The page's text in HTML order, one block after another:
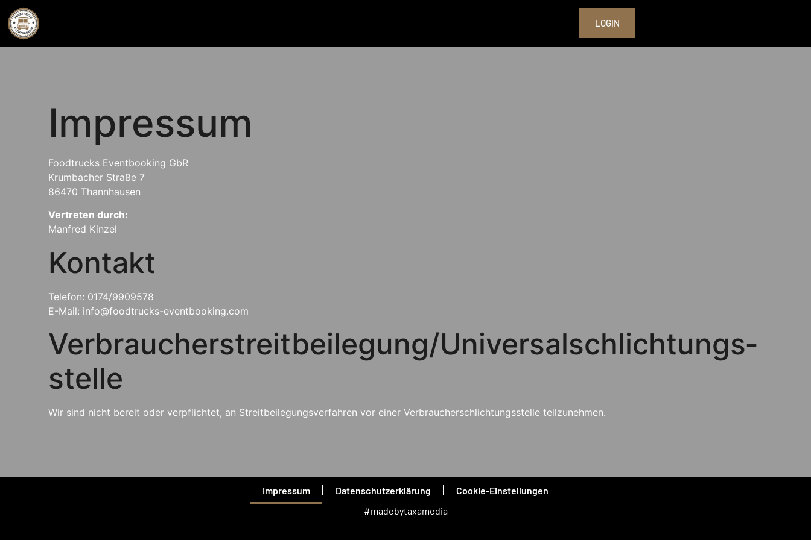
LOGIN
Impressum
Foodtrucks Eventbooking GbR
Krumbacher Straße 7
86470 Thannhausen
Vertreten durch:
Manfred Kinzel
Kontakt
Telefon: 0174/9909578
E-Mail: info@foodtrucks-eventbooking.com
Verbraucher­streit­beilegung/Universal­schlichtungs­
stelle
Wir sind nicht bereit oder verpflichtet, an Streitbeilegungsverfahren vor einer Verbraucherschlichtungsstelle teilzunehmen.
Impressum Datenschutzerklärung
Cookie-Einstellungen
#madebytaxamedia